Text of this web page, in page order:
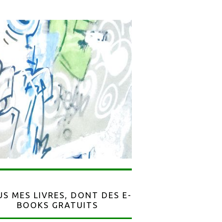
MES LIVRES, DONT DES E-
BOOKS GRATUITS